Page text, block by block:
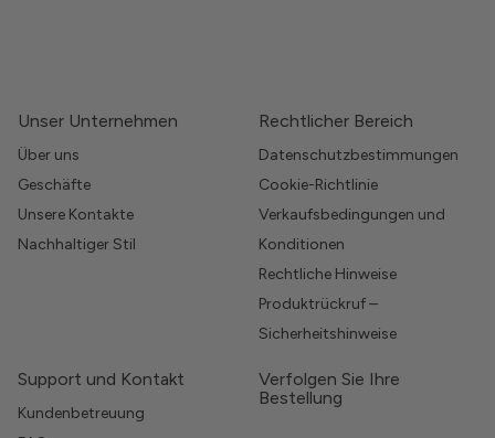
Unser Unternehmen
Über uns
Geschäfte
Unsere Kontakte
Nachhaltiger Stil
Rechtlicher Bereich
Datenschutzbestimmungen
Cookie-Richtlinie
Verkaufsbedingungen und
Konditionen
Rechtliche Hinweise
Produktrückruf –
Sicherheitshinweise
Support und Kontakt
Kundenbetreuung
Verfolgen Sie Ihre
Bestellung